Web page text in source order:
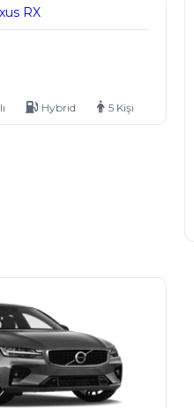
Hybrid 5 Kişi